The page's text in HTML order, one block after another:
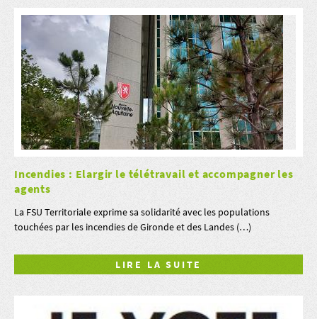
Incendies : Elargir le télétravail et accompagner les
agents
La FSU Territoriale exprime sa solidarité avec les populations
touchées par les incendies de Gironde et des Landes (…)
LIRE LA SUITE